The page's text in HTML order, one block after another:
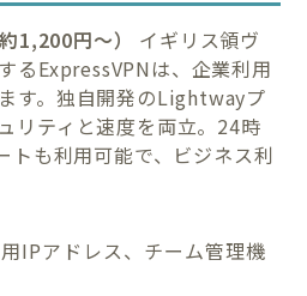
1,200円〜）
イギリス領ヴ
るExpressVPNは、企業利用
す。独自開発のLightwayプ
リティと速度を両立。24時
トも利用可能で、ビジネス利
IPアドレス、チーム管理機